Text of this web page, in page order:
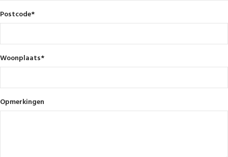
Postcode*
Woonplaats*
Opmerkingen